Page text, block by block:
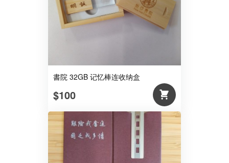
書院 32GB 记忆棒连收纳盒
$100